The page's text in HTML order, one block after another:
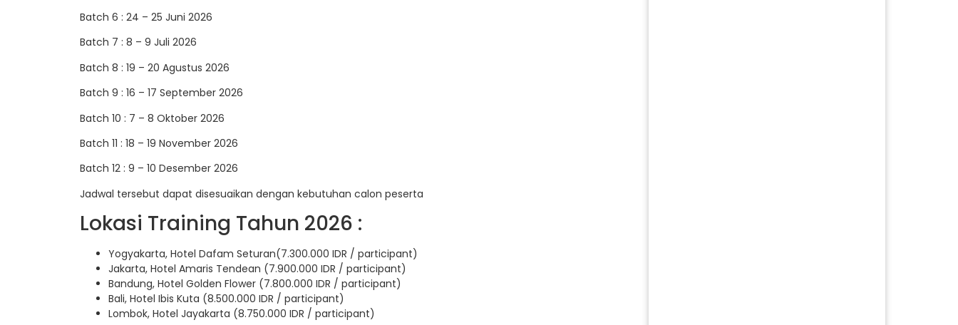
Batch 6 : 24 – 25 Juni 2026
Batch 7 : 8 – 9 Juli 2026
Batch 8 : 19 – 20 Agustus 2026
Batch 9 : 16 – 17 September 2026
Batch 10 : 7 – 8 Oktober 2026
Batch 11 : 18 – 19 November 2026
Batch 12 : 9 – 10 Desember 2026
Jadwal tersebut dapat disesuaikan dengan kebutuhan calon peserta
Lokasi Training Tahun 2026 :
Yogyakarta, Hotel Dafam Seturan(7.300.000 IDR / participant)
Jakarta, Hotel Amaris Tendean (7.900.000 IDR / participant)
Bandung, Hotel Golden Flower (7.800.000 IDR / participant)
Bali, Hotel Ibis Kuta (8.500.000 IDR / participant)
Lombok, Hotel Jayakarta (8.750.000 IDR / participant)